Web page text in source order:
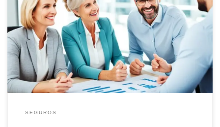
Corretores de seguros: encontre o melhor profissional para
atender suas necessidades de proteção e faça cotações
personalizadas com segurança e transparência.
SEGUROS